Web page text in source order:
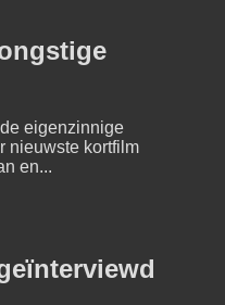
eigenzinnige
nieuwste kortfilm
en...